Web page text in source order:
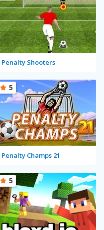
Penalty Shooters
Penalty Champs 21
5
5